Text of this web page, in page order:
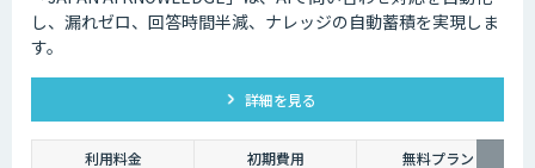
し、漏れゼロ、回答時間半減、ナレッジの自動蓄積を実現しま
す。
詳細を見る
利用料金 初期費用
無料プラン